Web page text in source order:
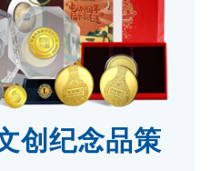
创纪念品策